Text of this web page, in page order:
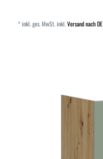
*inkl. ges. MwSt.inkl.Versand nach DE